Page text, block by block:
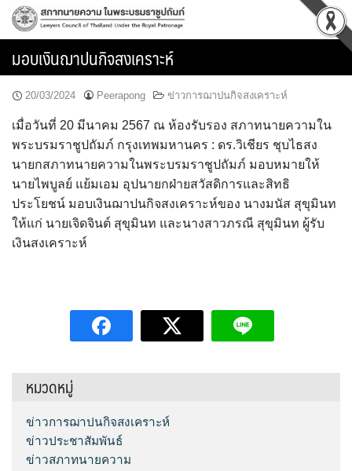
Skip
มอบเงินฌาปนกิจสงเคราะห์
20/03/2024 Peerapong ข่าวการฌาปนกิจสงเคราะห์
เมื่อวันที่ 20 มีนาคม 2567 ณ ห้องรับรอง สภาทนายความใน
พระบรมราชูปถัมภ์ กรุงเทพมหานคร : ดร.วิเชียร ชุบไธสง
นายกสภาทนายความในพระบรมราชูปถัมภ์ มอบหมายให้
นายไพบูลย์ แย้มเอม อุปนายกฝ่ายสวัสดิการและสิทธิ
ประโยชน์ มอบเงินฌาปนกิจสงเคราะห์ของ นางมนัส สุขุมินท
ให้แก่ นายเจิดจินต์ สุขุมินท และนางสาวภรณี สุขุมินท ผู้รับ
เงินสงเคราะห์
หมวดหมู่
ข่าวการฌาปนกิจสงเคราะห์
ข่าวประชาสัมพันธ์
ข่าวสภาทนายความ